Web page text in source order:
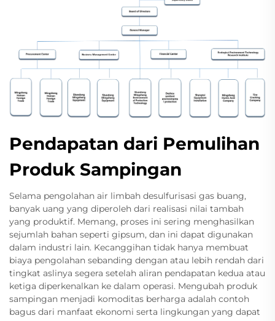
Pendapatan dari Pemulihan
Produk Sampingan
Selama pengolahan air limbah desulfurisasi gas buang,
banyak uang yang diperoleh dari realisasi nilai tambah
yang produktif. Memang, proses ini sering menghasilkan
sejumlah bahan seperti gipsum, dan ini dapat digunakan
dalam industri lain. Kecanggihan tidak hanya membuat
biaya pengolahan sebanding dengan atau lebih rendah dari
tingkat aslinya segera setelah aliran pendapatan kedua atau
ketiga diperkenalkan ke dalam operasi. Mengubah produk
sampingan menjadi komoditas berharga adalah contoh
bagus dari manfaat ekonomi serta lingkungan yang dapat